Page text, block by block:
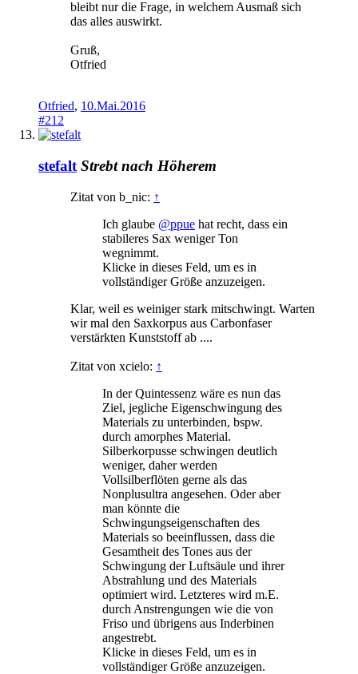
bleibt nur die Frage, in welchem Ausmaß sich
das alles auswirkt.
Gruß,
Otfried
Otfried, 10.Mai.2016
#212
stefalt Strebt nach Höherem
Zitat von b_nic: ↑
Ich glaube @ppue hat recht, dass ein
stabileres Sax weniger Ton
wegnimmt.
Klicke in dieses Feld, um es in
vollständiger Größe anzuzeigen.
Klar, weil es weiniger stark mitschwingt. Warten
wir mal den Saxkorpus aus Carbonfaser
verstärkten Kunststoff ab ....
Zitat von xcielo: ↑
In der Quintessenz wäre es nun das
Ziel, jegliche Eigenschwingung des
Materials zu unterbinden, bspw.
durch amorphes Material.
Silberkorpusse schwingen deutlich
weniger, daher werden
Vollsilberflöten gerne als das
Nonplusultra angesehen. Oder aber
man könnte die
Schwingungseigenschaften des
Materials so beeinflussen, dass die
Gesamtheit des Tones aus der
Schwingung der Luftsäule und ihrer
Abstrahlung und des Materials
optimiert wird. Letzteres wird m.E.
durch Anstrengungen wie die von
Friso und übrigens aus Inderbinen
angestrebt.
Klicke in dieses Feld, um es in
vollständiger Größe anzuzeigen.